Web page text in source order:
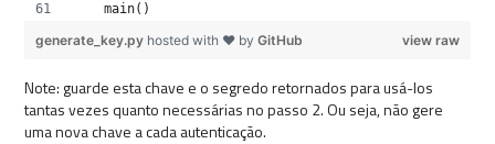
    main()
view raw
generate_key.py hosted with ❤ byGitHub
Note: guarde esta chave e o segredo retornados para usá-los
tantas vezes quanto necessárias no passo 2. Ou seja, não gere
uma nova chave a cada autenticação.